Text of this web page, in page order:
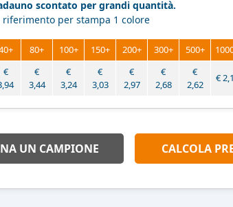
scontato per grandi quantità.
riferimento per stampa 1 colore
80+ 100+ 150+ 200+ 300+ 500+
€
€
3,44
€
3,24
€
3,03
€
2,97
€
2,68
€
2,62
€
UN CAMPIONE CALCOLA